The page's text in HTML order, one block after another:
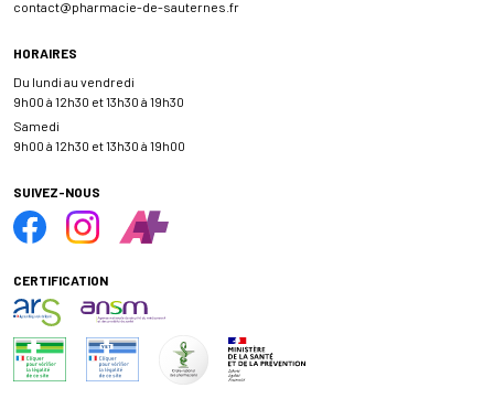
contact@pharmacie-de-sauternes.fr
HORAIRES
Du lundi au vendredi
9h00 à 12h30 et 13h30 à 19h30
Samedi
9h00 à 12h30 et 13h30 à 19h00
SUIVEZ-NOUS
CERTIFICATION